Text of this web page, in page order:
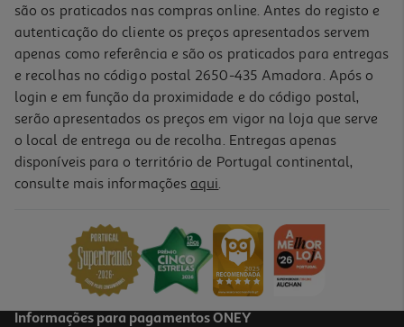
Aperitivo Lorenz Saltletts Brezel 150g
são os praticados nas compras online. Antes do registo e
autenticação do cliente os preços apresentados servem
apenas como referência e são os praticados para entregas
e recolhas no código postal 2650-435 Amadora. Após o
login e em função da proximidade e do código postal,
serão apresentados os preços em vigor na loja que serve
o local de entrega ou de recolha. Entregas apenas
disponíveis para o território de Portugal continental,
consulte mais informações aqui.
Informações para pagamentos ONEY